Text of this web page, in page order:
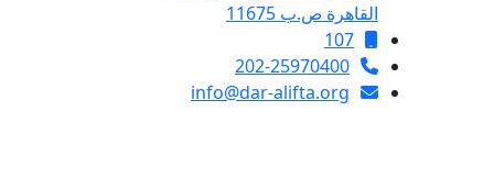
القاهرة ص.ب 11675
107
202-25970400
info@dar-alifta.org